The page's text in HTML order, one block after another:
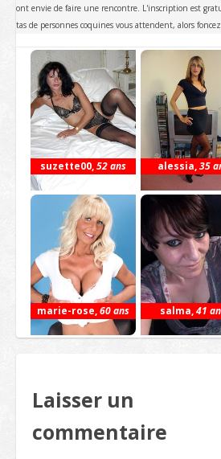
ont envie de faire une rencontre. L'inscription est
tas de personnes coquines vous attendent, alors
suzette00,52 ans alessia,35
marie-rose,60 ans salma,41
Laisser un
commentaire